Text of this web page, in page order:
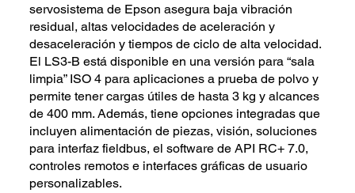
servosistema de Epson asegura baja vibración
residual, altas velocidades de aceleración y
desaceleración y tiempos de ciclo de alta velocidad.
El LS3-B está disponible en una versión para “sala
limpia” ISO 4 para aplicaciones a prueba de polvo y
permite tener cargas útiles de hasta 3 kg y alcances
de 400 mm. Además, tiene opciones integradas que
incluyen alimentación de piezas, visión, soluciones
para interfaz fieldbus, el software de API RC+ 7.0,
controles remotos e interfaces gráficas de usuario
personalizables.